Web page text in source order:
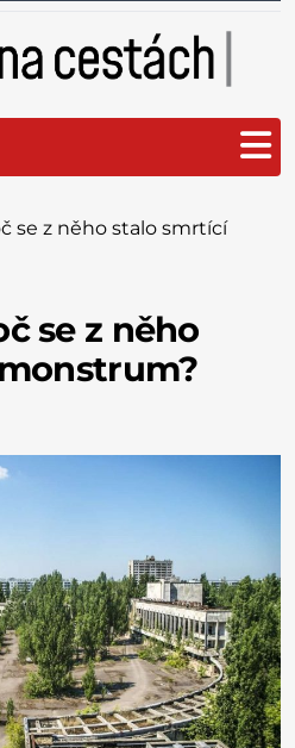
se z něho stalo smrtící
se z něho